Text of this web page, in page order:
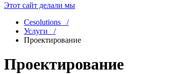
Этот сайт делали мы
Cesolutions /
Услуги /
Проектирование
Проектирование